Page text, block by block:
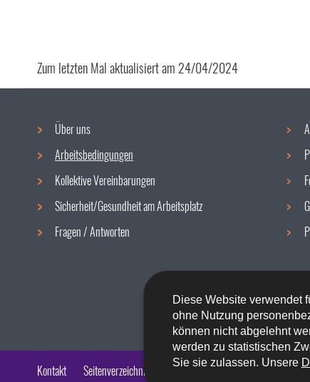
Diese Website verwendet
ohne Nutzung
können nicht abgelehnt
werden zu statistischen
Sie sie zulassen. Unsere
Zum letzten Mal aktualisiert am 24/04/2024
Navigationsmenü
Über uns
Arbeitsbedingungen
Kollektive Vereinbarungen
Sicherheit/Gesundheit am Arbeitsplatz
Fragen / Antworten
Kontakt Seitenverzeichnis Impressum Barrierefreiheit